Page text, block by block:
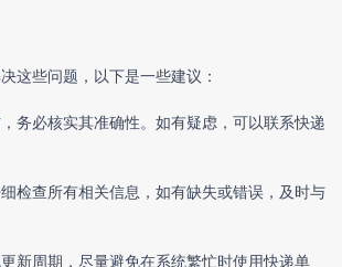
这些问题，以下是一些建议：
务必核实其准确性。如有疑虑，可以联系快递
检查所有相关信息，如有缺失或错误，及时与
新周期，尽量避免在系统繁忙时使用快递单